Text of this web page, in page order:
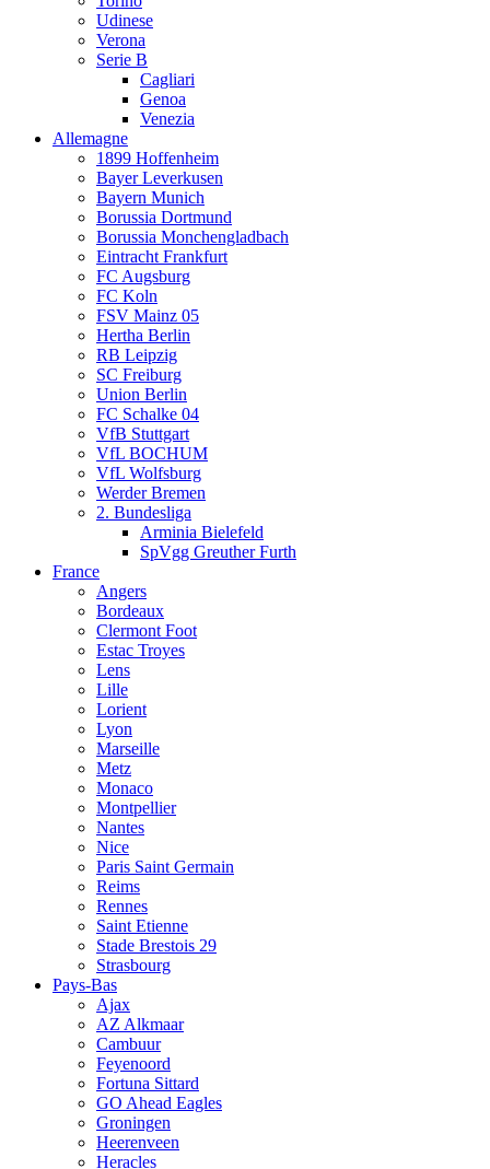
Udinese
Verona
Serie B
Cagliari
Genoa
Venezia
Allemagne
1899 Hoffenheim
Bayer Leverkusen
Bayern Munich
Borussia Dortmund
Borussia Monchengladbach
Eintracht Frankfurt
FC Augsburg
FC Koln
FSV Mainz 05
Hertha Berlin
RB Leipzig
SC Freiburg
Union Berlin
FC Schalke 04
VfB Stuttgart
VfL BOCHUM
VfL Wolfsburg
Werder Bremen
2. Bundesliga
Arminia Bielefeld
SpVgg Greuther Furth
France
Angers
Bordeaux
Clermont Foot
Estac Troyes
Lens
Lille
Lorient
Lyon
Marseille
Metz
Monaco
Montpellier
Nantes
Nice
Paris Saint Germain
Reims
Rennes
Saint Etienne
Stade Brestois 29
Strasbourg
Pays-Bas
Ajax
AZ Alkmaar
Cambuur
Feyenoord
Fortuna Sittard
GO Ahead Eagles
Groningen
Heerenveen
Heracles